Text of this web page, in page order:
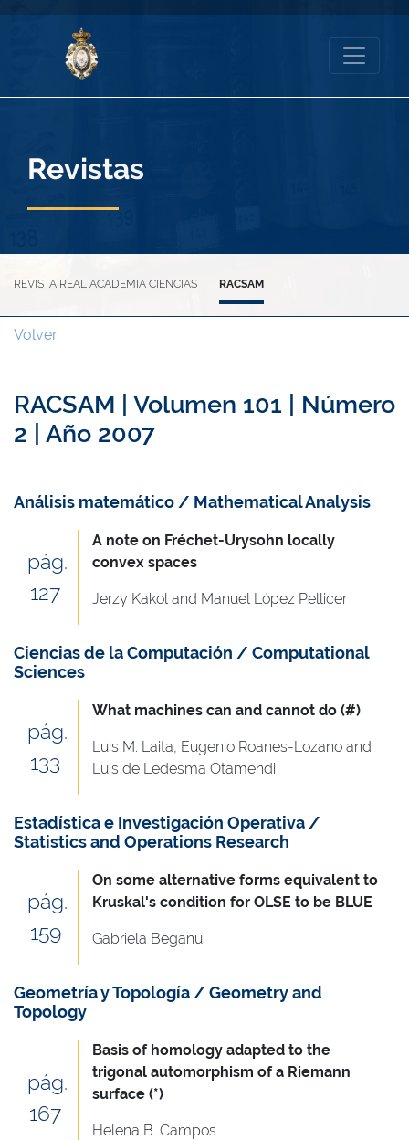
Revistas
REVISTA REAL ACADEMIA CIENCIAS RACSAM
Volver
RACSAM | Volumen 101 | Número
2 | Año 2007
Análisis matemático / Mathematical Analysis
pág.
127
A note on Fréchet-Urysohn locally
convex spaces
Jerzy Kakol and Manuel López Pellicer
Ciencias de la Computación / Computational
Sciences
pág.
133
What machines can and cannot do (#)
Luis M. Laita, Eugenio Roanes-Lozano and
Luis de Ledesma Otamendi
Estadística e Investigación Operativa /
Statistics and Operations Research
pág.
159
On some alternative forms equivalent to
Kruskal's condition for OLSE to be BLUE
Gabriela Beganu
Geometría y Topología / Geometry and
Topology
pág.
167
Basis of homology adapted to the
trigonal automorphism of a Riemann
surface (*)
Helena B. Campos